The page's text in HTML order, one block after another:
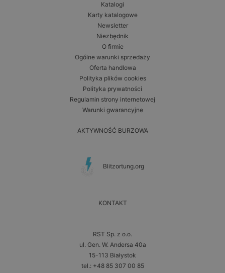
Katalogi
Karty katalogowe
Newsletter
Niezbędnik
O firmie
Ogólne warunki sprzedaży
Oferta handlowa
Polityka plików cookies
Polityka prywatności
Regulamin strony internetowej
Warunki gwarancyjne
AKTYWNOŚĆ BURZOWA
Blitzortung.org
KONTAKT
RST Sp. z o.o.
ul. Gen. W. Andersa 40a
15-113 Białystok
tel.: +48 85 307 00 85